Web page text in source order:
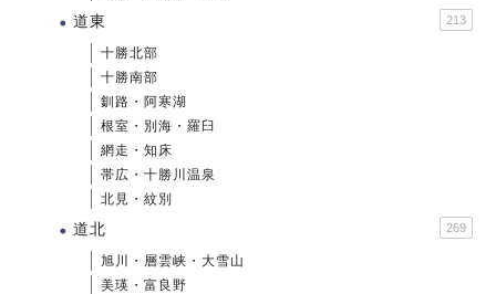
道東 213
十勝北部
十勝南部
釧路・阿寒湖
根室・別海・羅臼
網走・知床
帯広・十勝川温泉
北見・紋別
道北 269
旭川・層雲峡・大雪山
美瑛・富良野